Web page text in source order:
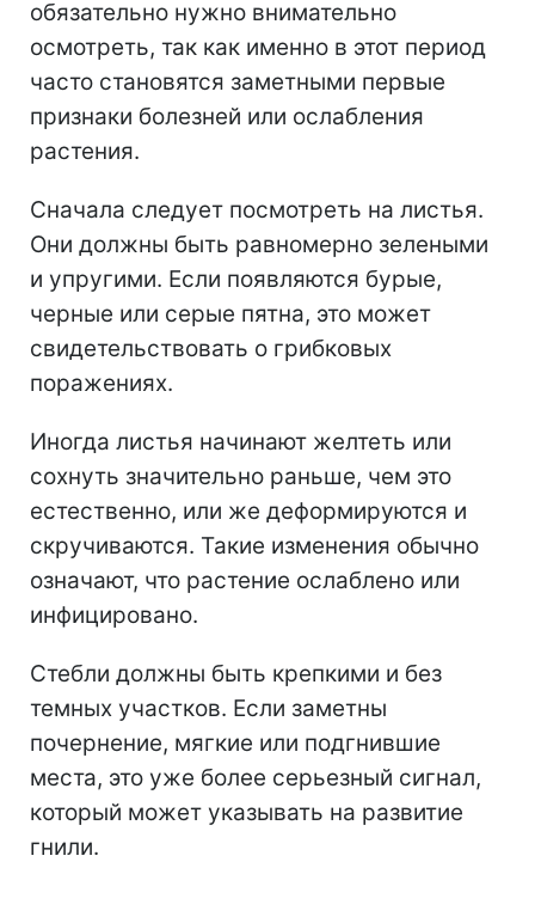
обязательно нужно внимательно
осмотреть, так как именно в этот период
часто становятся заметными первые
признаки болезней или ослабления
растения.
Сначала следует посмотреть на листья.
Они должны быть равномерно зелеными
и упругими. Если появляются бурые,
черные или серые пятна, это может
свидетельствовать о грибковых
поражениях.
Иногда листья начинают желтеть или
сохнуть значительно раньше, чем это
естественно, или же деформируются и
скручиваются. Такие изменения обычно
означают, что растение ослаблено или
инфицировано.
Стебли должны быть крепкими и без
темных участков. Если заметны
почернение, мягкие или подгнившие
места, это уже более серьезный сигнал,
который может указывать на развитие
гнили.